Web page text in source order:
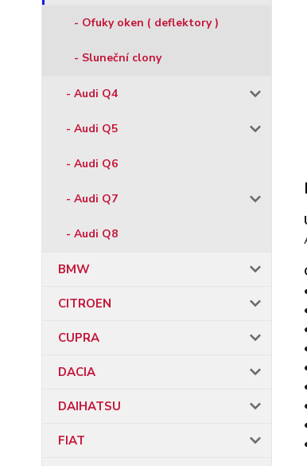
- Ofuky oken ( deflektory )
- Sluneční clony
- Audi Q4
- Audi Q5
- Audi Q6
- Audi Q7
- Audi Q8
BMW
CITROEN
CUPRA
DACIA
DAIHATSU
FIAT